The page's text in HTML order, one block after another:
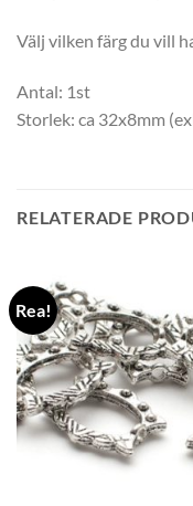
Välj vilken färg du vill
Antal: 1st
Storlek: ca 32x8mm
RELATERADE
Rea!